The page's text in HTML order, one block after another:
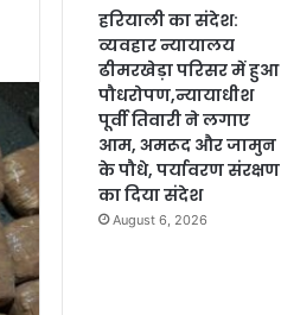
हरियाली का संदेश:
व्यवहार न्यायालय
ढीमरखेड़ा परिसर में हुआ
पौधरोपण,न्यायाधीश
पूर्वी तिवारी ने लगाए
आम, अमरूद और जामुन
के पौधे, पर्यावरण संरक्षण
का दिया संदेश
August 6, 2026